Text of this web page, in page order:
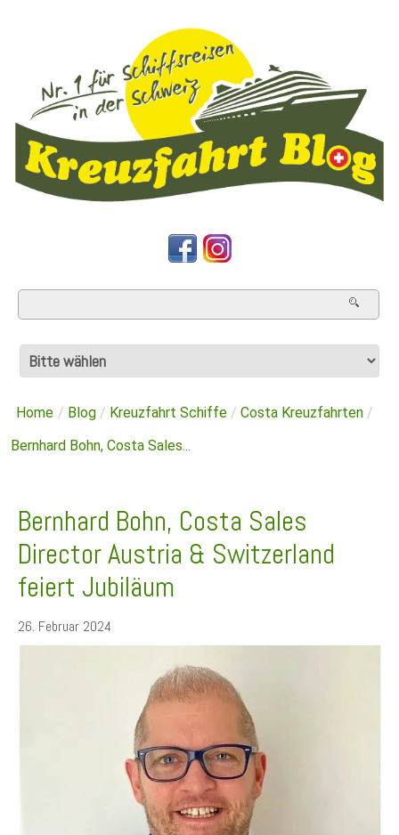
Home / Blog / Kreuzfahrt Schiffe / Costa Kreuzfahrten /
Bernhard Bohn, Costa Sales...
Bernhard Bohn, Costa Sales
Director Austria & Switzerland
feiert Jubiläum
26. Februar 2024